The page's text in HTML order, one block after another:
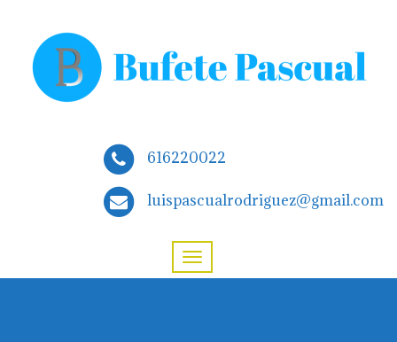
616220022
luispascualrodriguez@gmail.com